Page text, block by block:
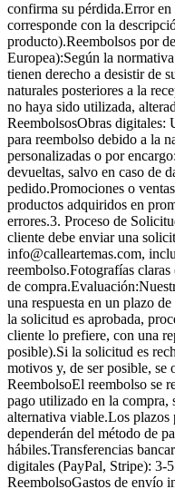
confirma su pérdida.Error
corresponde con la
producto).Reembolsos por
Europea):Según la
tienen derecho a desistir de
naturales posteriores a la
no haya sido utilizada,
ReembolsosObras digitales:
para reembolso debido a la
personalizadas o por
devueltas, salvo en caso de
pedido.Promociones o
productos adquiridos en
errores.3. Proceso de
cliente debe enviar una
info@calleartemas.com,
reembolso.Fotografías
de
una respuesta en un plazo
la solicitud es aprobada,
cliente lo prefiere, con una
posible).Si la solicitud es
motivos y, de ser posible, se
ReembolsoEl reembolso se
pago utilizado en la compra,
alternativa viable.Los plazos
dependerán del método de
hábiles.Transferencias
digitales (PayPal, Stripe): 3-
ReembolsoGastos de envío